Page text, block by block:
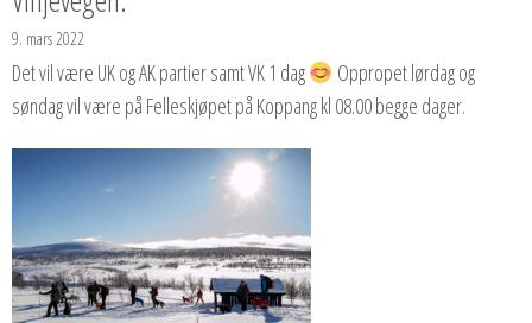
9. mars 2022
Det vil være UK og AK partier samt VK 1 dag
Oppropet lørdag og
søndag vil være på Felleskjøpet på Koppang kl 08.00 begge dager.